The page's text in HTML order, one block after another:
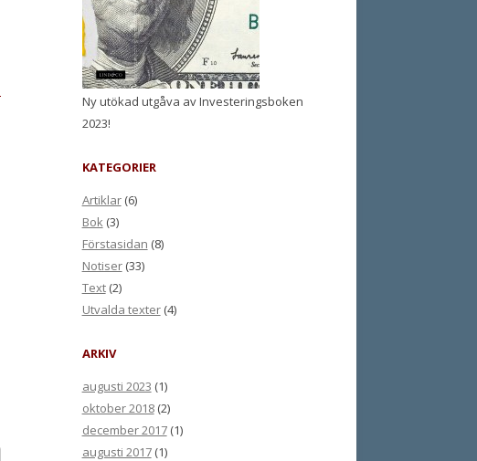
Ny utökad utgåva av Investeringsboken
2023!
KATEGORIER
Artiklar(6)
Bok(3)
Förstasidan (8)
Notiser(33)
Text(2)
Utvalda texter(4)
ARKIV
augusti 2023 (1)
oktober 2018(2)
december 2017(1)
augusti 2017(1)